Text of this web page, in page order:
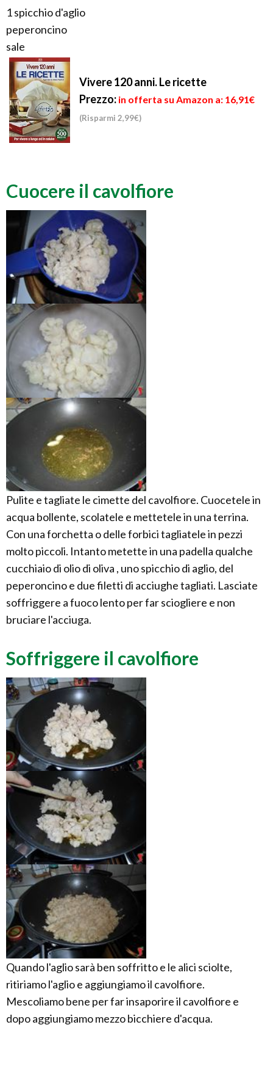
1 spicchio d'aglio
peperoncino
sale
Vivere 120 anni. Le ricette
Prezzo: in offerta su Amazon a: 16,91€
(Risparmi 2,99€)
Cuocere il cavolfiore
Pulite e tagliate le cimette del cavolfiore. Cuocetele in
acqua bollente, scolatele e mettetele in una terrina.
Con una forchetta o delle forbici tagliatele in pezzi
molto piccoli. Intanto metette in una padella qualche
cucchiaio di olio di oliva , uno spicchio di aglio, del
peperoncino e due filetti di acciughe tagliati. Lasciate
soffriggere a fuoco lento per far sciogliere e non
bruciare l'acciuga.
Soffriggere il cavolfiore
Quando l'aglio sarà ben soffritto e le alici sciolte,
ritiriamo l'aglio e aggiungiamo il cavolfiore.
Mescoliamo bene per far insaporire il cavolfiore e
dopo aggiungiamo mezzo bicchiere d'acqua.